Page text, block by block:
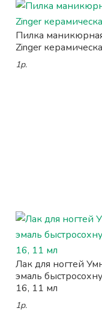
Пилка
Zinger
1р.
Лак для ногтей
эмаль
16, 11 мл
1р.